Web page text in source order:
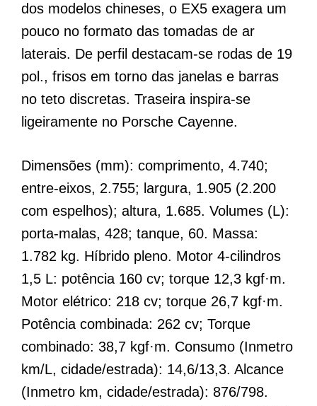
dos modelos chineses, o EX5 exagera um
pouco no formato das tomadas de ar
laterais. De perfil destacam-se rodas de 19
pol., frisos em torno das janelas e barras
no teto discretas. Traseira inspira-se
ligeiramente no Porsche Cayenne.
Dimensões (mm): comprimento, 4.740;
entre-eixos, 2.755; largura, 1.905 (2.200
com espelhos); altura, 1.685. Volumes (L):
porta-malas, 428; tanque, 60. Massa:
1.782 kg. Híbrido pleno. Motor 4-cilindros
1,5 L: potência 160 cv; torque 12,3 kgf·m.
Motor elétrico: 218 cv; torque 26,7 kgf·m.
Potência combinada: 262 cv; Torque
combinado: 38,7 kgf·m. Consumo (Inmetro
km/L, cidade/estrada): 14,6/13,3. Alcance
(Inmetro km, cidade/estrada): 876/798.